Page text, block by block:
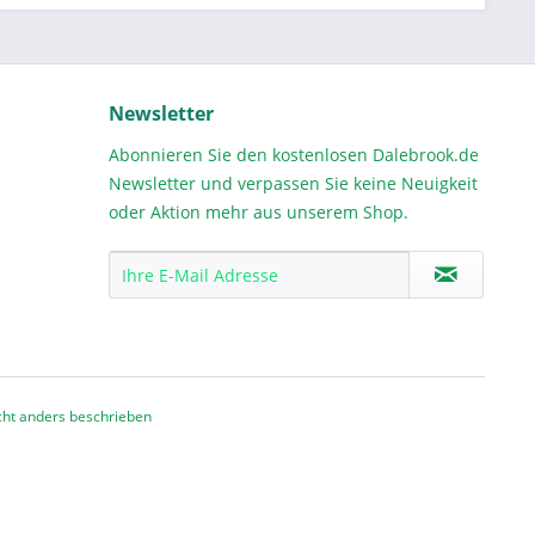
Newsletter
Abonnieren Sie den kostenlosen Dalebrook.de
Newsletter und verpassen Sie keine Neuigkeit
oder Aktion mehr aus unserem Shop.
anders beschrieben